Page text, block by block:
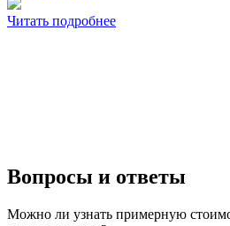
Читать подробнее
Вопросы и ответы
Можно ли узнать примерную